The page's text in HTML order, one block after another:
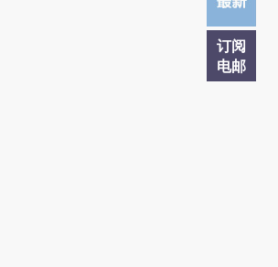
订阅
电邮